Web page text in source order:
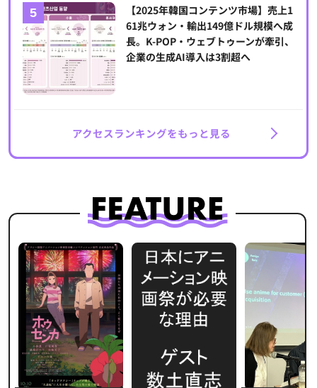
【2025年韓国コンテンツ市場】売上1
61兆ウォン・輸出149億ドル規模へ成
長。K-POP・ウェブトゥーンが牽引、
企業の生成AI導入は3割超へ
アクセスランキングをもっと見る